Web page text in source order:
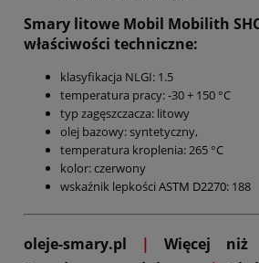
Smary litowe Mobil Mobilith
właściwości techniczne:
klasyfikacja NLGI: 1.5
temperatura pracy: -30 + 150 °C
typ zagęszczacza: litowy
olej bazowy: syntetyczny,
temperatura kroplenia: 265 °C
kolor: czerwony
wskaźnik lepkości ASTM D2270: 188
oleje-smary.pl | Więcej niż